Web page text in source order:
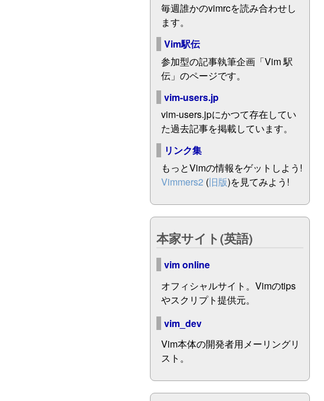
毎週誰かのvimrcを読み合わせし
ます。
Vim駅伝
参加型の記事執筆企画「Vim 駅
伝」のページです。
vim-users.jp
vim-users.jpにかつて存在してい
た過去記事を掲載しています。
リンク集
もっとVimの情報をゲットしよう!
Vimmers2 (旧版)を見てみよう!
本家サイト(英語)
vim online
オフィシャルサイト。Vimのtips
やスクリプト提供元。
vim_dev
Vim本体の開発者用メーリングリ
スト。